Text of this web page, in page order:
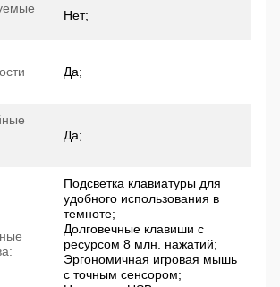
Нет;
Да;
Да;
Подсветка клавиатуры для
удобного использования в
темноте;
Долговечные клавиши с
ресурсом 8 млн. нажатий;
Эргономичная игровая мышь
с точным сенсором;